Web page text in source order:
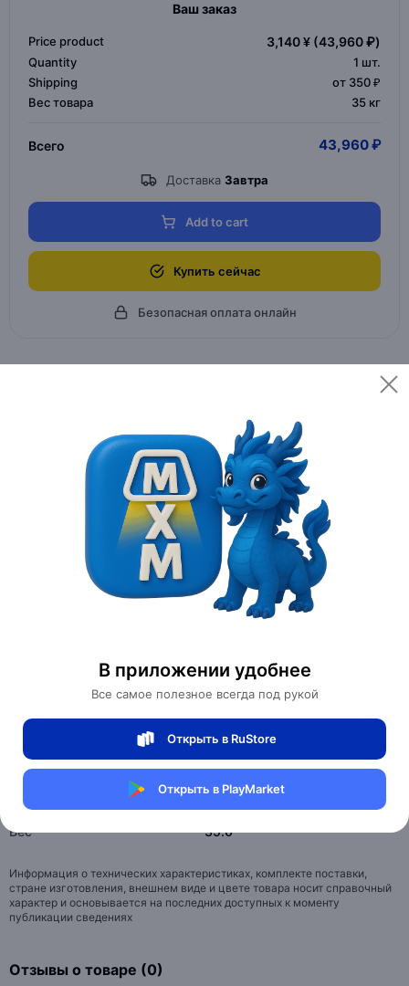
В приложении удобнее
Все самое полезное всегда под рукой
Открыть в RuStore
Открыть в PlayMarket
Ваш заказ
Price product 3,140 ¥ (43,960 ₽)
Quantity 1 шт.
Shipping
от 350 ₽
Вес товара
35 кг
Всего 43,960 ₽
Доставка Завтра
Add to cart
Купить сейчас
Безопасная оплата онлайн
Start conversation
Проверенныйпродавец
доставок вовремя
4/5
рейтинг товаров
227х86х98см тележка
102х63х28см
Максимальная нагрузка
Количество мест 1
Диаметр колес 24 дюйма
Вес 35.0
Информация о технических характеристиках, комплекте поставки,
стране изготовления, внешнем виде и цвете товара носит справочный
характер и основывается на последних доступных к моменту
публикации сведениях
Отзывы о товаре (0)